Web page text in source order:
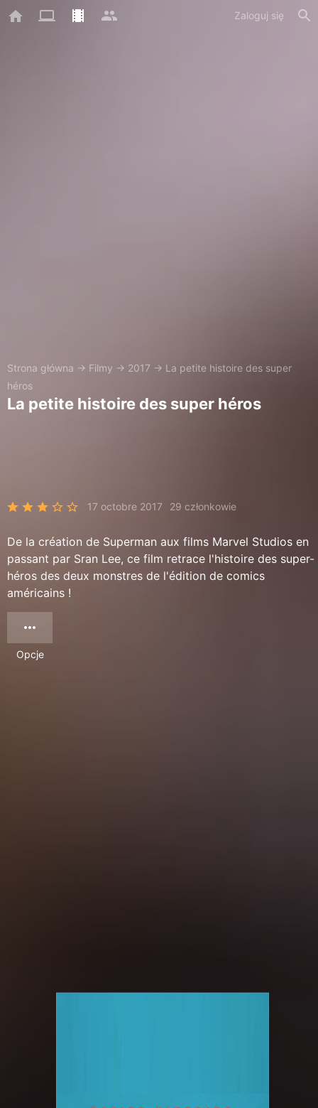
Zaloguj się
Strona główna → Filmy → 2017 → La petite histoire des super
héros
La petite histoire des super héros
17 octobre 2017 29 członkowie
De la création de Superman aux films Marvel Studios en
passant par Sran Lee, ce film retrace l'histoire des super-
héros des deux monstres de l'édition de comics
américains !
Opcje